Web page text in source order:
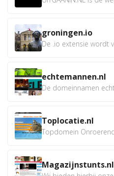
groningen.io
echtemannen.nl
Toplocatie.nl
Magazijnstunts.nl